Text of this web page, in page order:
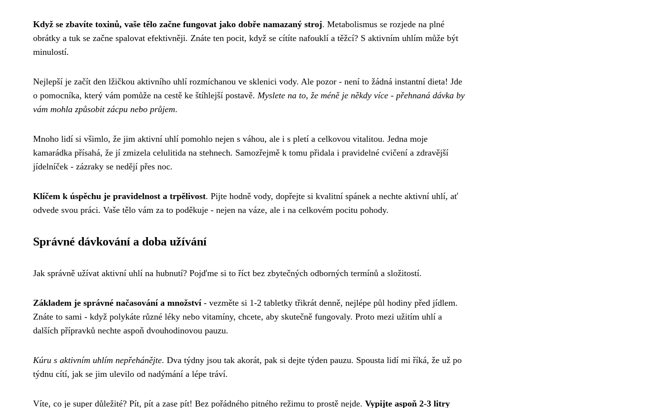
Když se zbavíte toxinů, vaše tělo začne fungovat jako dobře namazaný stroj. Metabolismus se rozjede na plné
obrátky a tuk se začne spalovat efektivněji. Znáte ten pocit, když se cítíte nafouklí a těžcí? S aktivním uhlím může být
minulostí.
Nejlepší je začít den lžičkou aktivního uhlí rozmíchanou ve sklenici vody. Ale pozor - není to žádná instantní dieta! Jde
o pomocníka, který vám pomůže na cestě ke štíhlejší postavě. Myslete na to, že méně je někdy více - přehnaná dávka by
vám mohla způsobit zácpu nebo průjem.
Mnoho lidí si všimlo, že jim aktivní uhlí pomohlo nejen s váhou, ale i s pletí a celkovou vitalitou. Jedna moje
kamarádka přísahá, že jí zmizela celulitida na stehnech. Samozřejmě k tomu přidala i pravidelné cvičení a zdravější
jídelníček - zázraky se nedějí přes noc.
Klíčem k úspěchu je pravidelnost a trpělivost. Pijte hodně vody, dopřejte si kvalitní spánek a nechte aktivní uhlí, ať
odvede svou práci. Vaše tělo vám za to poděkuje - nejen na váze, ale i na celkovém pocitu pohody.
Správné dávkování a doba užívání
Jak správně užívat aktivní uhlí na hubnutí? Pojďme si to říct bez zbytečných odborných termínů a složitostí.
Základem je správné načasování a množství- vezměte si 1-2 tabletky třikrát denně, nejlépe půl hodiny před jídlem.
Znáte to sami - když polykáte různé léky nebo vitamíny, chcete, aby skutečně fungovaly. Proto mezi užitím uhlí a
dalších přípravků nechte aspoň dvouhodinovou pauzu.
Kúru s aktivním uhlím nepřehánějte. Dva týdny jsou tak akorát, pak si dejte týden pauzu. Spousta lidí mi říká, že už po
týdnu cítí, jak se jim ulevilo od nadýmání a lépe tráví.
Víte, co je super důležité? Pít, pít a zase pít! Bez pořádného pitného režimu to prostě nejde. Vypijte aspoň 2-3 litry